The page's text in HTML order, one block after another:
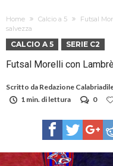
Home Calcio a 5
Futsal
salvezza
CALCIO A 5 SERIE C2
Futsal Morelli con
Scritto da Redazione
1 min. di lettura
0